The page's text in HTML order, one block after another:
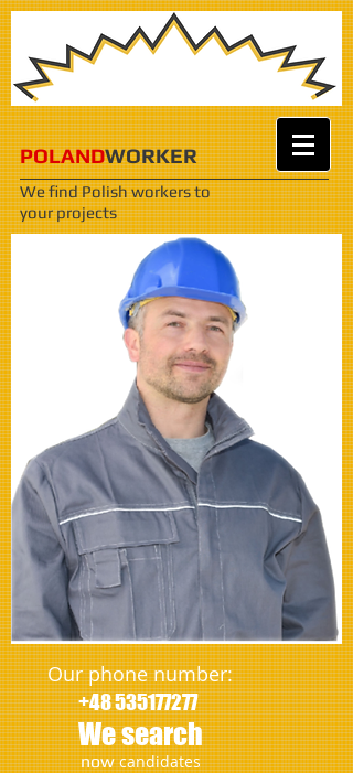
POLANDWORKER
We find Polish workersto
your projects
Our phone number:
+48 535177277
We search
​nowcandidates